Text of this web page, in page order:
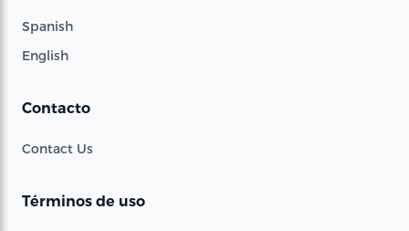
Spanish
English
Contacto
Contact Us
Términos de uso